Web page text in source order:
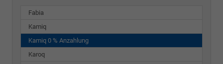
Fabia
Kamiq
Kamiq 0 % Anzahlung
Karoq